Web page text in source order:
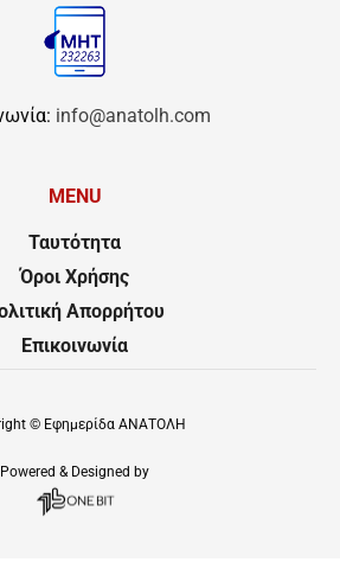
info@anatolh.com
MENU
Ταυτότητα
Όροι Χρήσης
Απορρήτου
Επικοινωνία
© Εφημερίδα ΑΝΑΤΟΛΗ
Powered & Designed by